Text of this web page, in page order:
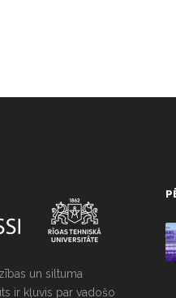
un siltuma
ir kļuvis par vadošo